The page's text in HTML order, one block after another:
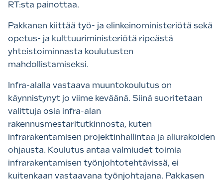
RT:sta painottaa.
Pakkanen kiittää työ- ja elinkeinoministeriötä sekä
opetus- ja kulttuuriministeriötä ripeästä
yhteistoiminnasta koulutusten
mahdollistamiseksi.
Infra-alalla vastaava muuntokoulutus on
käynnistynyt jo viime keväänä. Siinä suoritetaan
valittuja osia infra-alan
rakennusmestaritutkinnosta, kuten
infrarakentamisen projektinhallintaa ja aliurakoiden
ohjausta. Koulutus antaa valmiudet toimia
infrarakentamisen työnjohtotehtävissä, ei
kuitenkaan vastaavana työnjohtajana. Pakkasen